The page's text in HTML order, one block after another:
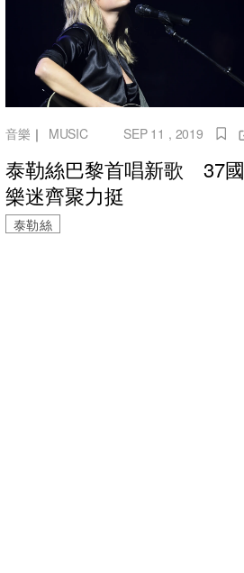
音樂 ｜ MUSIC SEP 11 , 2019
泰勒絲巴黎首唱新歌 37國
樂迷齊聚力挺
泰勒絲